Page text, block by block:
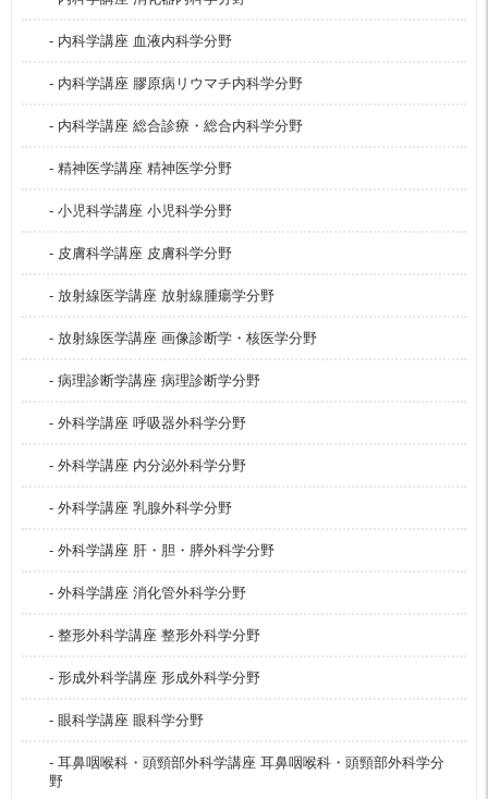
- 内科学講座 血液内科学分野
- 内科学講座 膠原病リウマチ内科学分野
- 内科学講座 総合診療・総合内科学分野
- 精神医学講座 精神医学分野
- 小児科学講座 小児科学分野
- 皮膚科学講座 皮膚科学分野
- 放射線医学講座 放射線腫瘍学分野
- 放射線医学講座 画像診断学・核医学分野
- 病理診断学講座 病理診断学分野
- 外科学講座 呼吸器外科学分野
- 外科学講座 内分泌外科学分野
- 外科学講座 乳腺外科学分野
- 外科学講座 肝・胆・膵外科学分野
- 外科学講座 消化管外科学分野
- 整形外科学講座 整形外科学分野
- 形成外科学講座 形成外科学分野
- 眼科学講座 眼科学分野
- 耳鼻咽喉科・頭頸部外科学講座 耳鼻咽喉科・頭頸部外科学分
野